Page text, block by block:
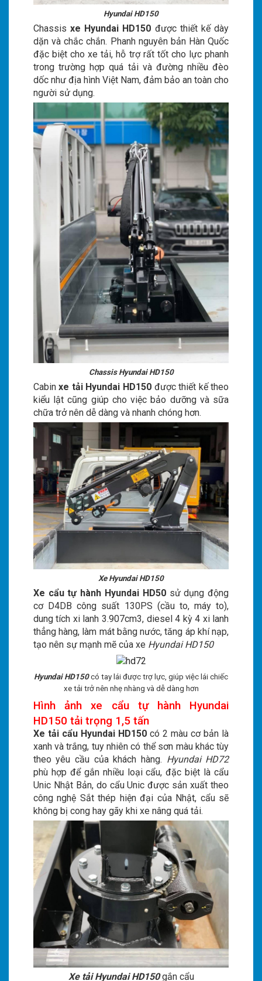
Hyundai HD150
Chassis xe Hyundai HD150 được thiết kế dày
dặn và chắc chắn. Phanh nguyên bản Hàn Quốc
đặc biệt cho xe tải, hỗ trợ rất tốt cho lực phanh
trong trường hợp quá tải và đường nhiều đèo
dốc như địa hình Việt Nam, đảm bảo an toàn cho
người sử dụng.
Chassis Hyundai HD150
Cabinxe tải Hyundai HD150 được thiết kế theo
kiểu lật cũng giúp cho việc bảo dưỡng và sữa
chữa trở nên dễ dàng và nhanh chóng hơn.
Xe Hyundai HD150
Xe cẩu tự hành Hyundai HD50sử dụng động
cơ D4DB công suất 130PS (cầu to, máy to),
dung tích xi lanh 3.907cm3, diesel 4 kỳ 4 xi lanh
thẳng hàng, làm mát bằng nước, tăng áp khí nạp,
tạo nên sự mạnh mẽ của xe Hyundai HD150
Hyundai HD150có tay lái được trợ lực, giúp việc lái chiếc
xe tải trở nên nhẹ nhàng và dễ dàng hơn
Hình ảnh xe cẩu tự hành Hyundai
HD150 tải trọng 1,5 tấn
Xe tải cẩu Hyundai HD150có 2 màu cơ bản là
xanh và trắng, tuy nhiên có thể sơn màu khác tùy
theo yêu cầu của khách hàng. Hyundai HD72
phù hợp để gắn nhiều loại cẩu, đặc biệt là cẩu
Unic Nhật Bản, do cẩu Unic được sản xuất theo
công nghệ Sắt thép hiện đại của Nhật, cẩu sẽ
không bị cong hay gãy khi xe nâng quá tải.
Xe tải Hyundai HD150gắn cẩu